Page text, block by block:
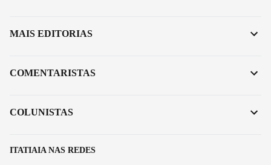
ITATIAIA NAS REDES
MAIS EDITORIAS
COMENTARISTAS
COLUNISTAS